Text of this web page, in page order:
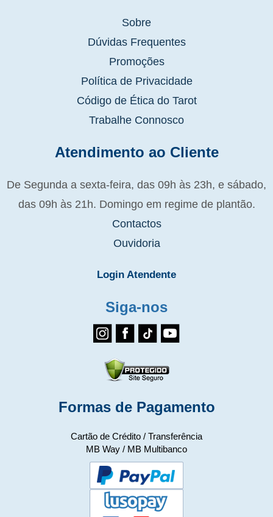
Sobre
Dúvidas Frequentes
Promoções
Política de Privacidade
Código de Ética do Tarot
Trabalhe Connosco
Atendimento ao Cliente
De Segunda a sexta-feira, das 09h às 23h, e sábado,
das 09h às 21h. Domingo em regime de plantão.
Contactos
Ouvidoria
Login Atendente
Siga-nos
Formas de Pagamento
Cartão de Crédito / Transferência
MB Way / MB Multibanco